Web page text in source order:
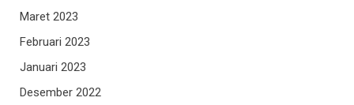
Maret 2023
Februari 2023
Januari 2023
Desember 2022